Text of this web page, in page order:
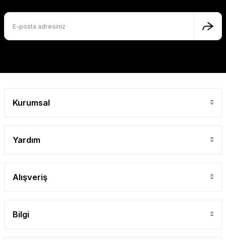
Kurumsal
Yardım
Alışveriş
Bilgi